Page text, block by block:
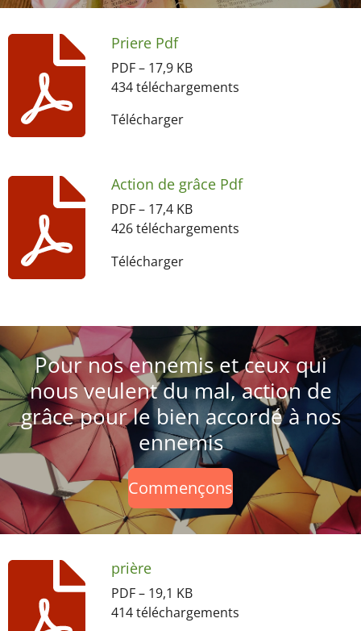
Priere Pdf
PDF – 17,9 KB
434 téléchargements
Télécharger
Action de grâce Pdf
PDF – 17,4 KB
426 téléchargements
Télécharger
Pour nos ennemis et ceux qui
nous veulent du mal, action de
grâce pour le bien accordé à nos
ennemis
Commençons
prière
PDF – 19,1 KB
414 téléchargements